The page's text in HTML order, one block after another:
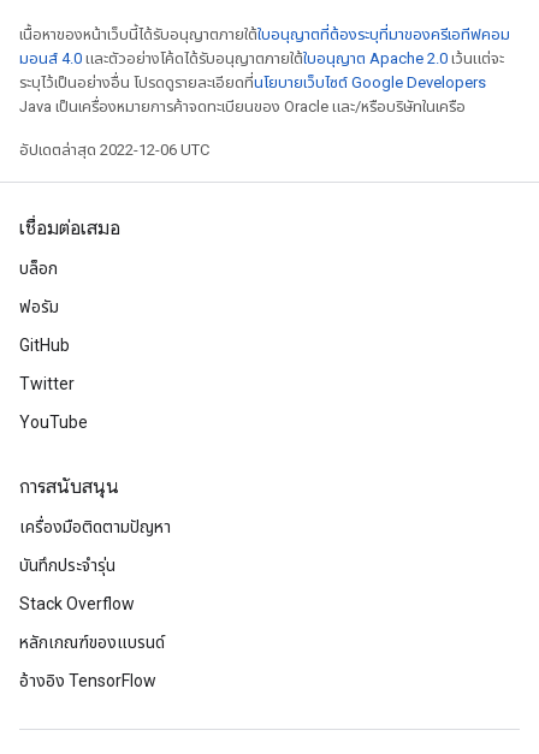
เนื้อหาของหน้าเว็บนี้ได้รับอนุญาตภายใต้ใบอนุญาตที่ต้องระบุที่มาของครีเอทีฟคอม
มอนส์ 4.0 และตัวอย่างโค้ดได้รับอนุญาตภายใต้ใบอนุญาต Apache 2.0 เว้นแต่จะ
ระบุไว้เป็นอย่างอื่น โปรดดูรายละเอียดที่นโยบายเว็บไซต์ Google Developers
Java เป็นเครื่องหมายการค้าจดทะเบียนของ Oracle และ/หรือบริษัทในเครือ
อัปเดตล่าสุด 2022-12-06 UTC
เชื่อมต่อเสมอ
บล็อก
ฟอรัม
GitHub
Twitter
YouTube
การสนับสนุน
เครื่องมือติดตามปัญหา
บันทึกประจำรุ่น
Stack Overflow
หลักเกณฑ์ของแบรนด์
อ้างอิง TensorFlow